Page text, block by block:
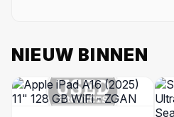
NIEUW BINNEN